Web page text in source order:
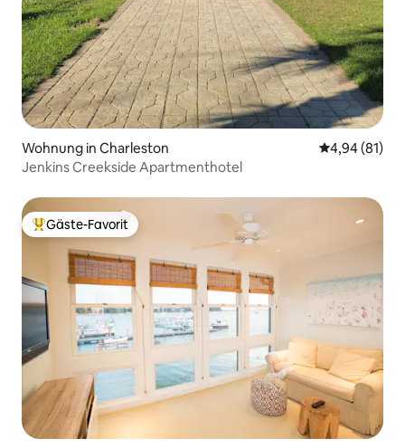
Wohnung in Charleston
4,94 (81)
Jenkins Creekside Apartmenthotel
Beliebter Gäste-Favorit.
Gäste-Favorit